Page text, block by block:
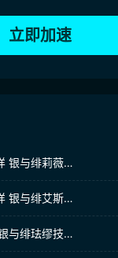
立即加速
银与绯莉薇娅怎么样 银与绯莉薇娅强度分析
银与绯艾斯缇怎么样 银与绯艾斯缇介绍
银与绯珐缪怎么样 银与绯珐缪技能强度解析